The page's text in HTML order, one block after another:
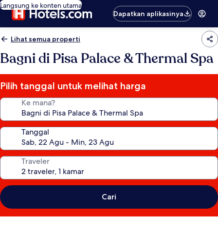
Langsung ke konten utama
Dapatkan aplikasinya
Lihat semua properti
Bagni di Pisa Palace & Thermal Spa
Pilih tanggal untuk melihat harga
Ke mana?
Tanggal
Traveler
Cari